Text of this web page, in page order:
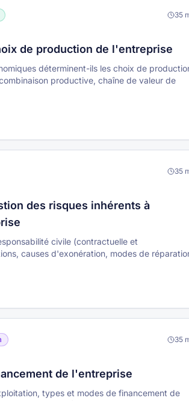
35
de production de l'entreprise
déterminent-ils les choix de
productive, chaîne de valeur de
35
des risques inhérents à
civile (contractuelle et
causes d'exonération, modes de
35
de l'entreprise
types et modes de financement de